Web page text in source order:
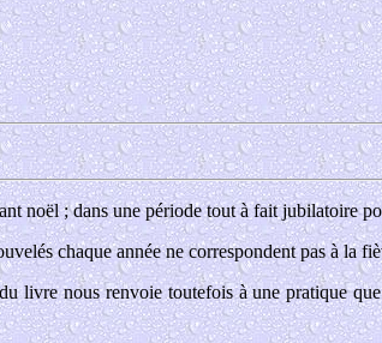
noël ; dans une période tout à fait jubilatoire
chaque année ne correspondent pas à la
livre nous renvoie toutefois à une pratique